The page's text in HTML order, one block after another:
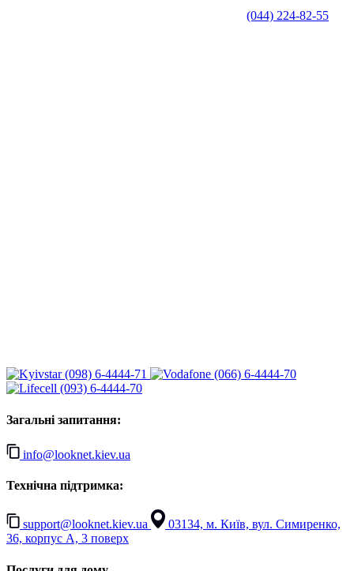
(044) 224-82-55
(098) 6-4444-71
(066) 6-4444-70
(093) 6-4444-70
Загальні запитання:
info@looknet.kiev.ua
Технічна підтримка:
support@looknet.kiev.ua
03134, м. Київ, вул. Симиренко,
36, корпус А, 3 поверх